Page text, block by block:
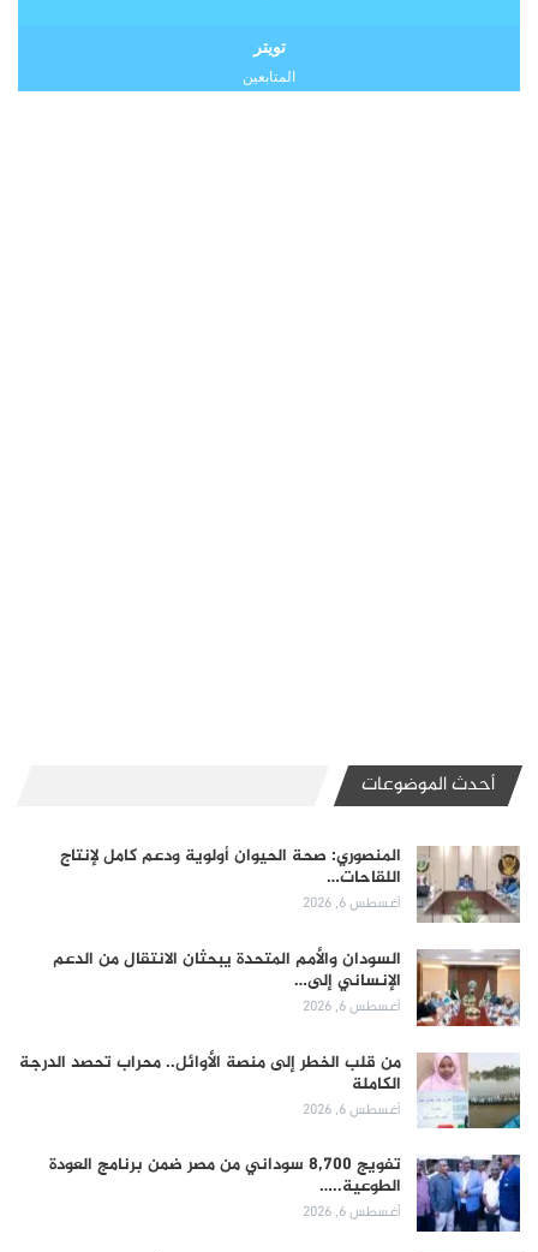
تويتر
المتابعين
أحدث الموضوعات
المنصوري: صحة الحيوان أولوية ودعم كامل لإنتاج
اللقاحات…
أغسطس 6, 2026
السودان والأمم المتحدة يبحثان الانتقال من الدعم
الإنساني إلى…
أغسطس 6, 2026
من قلب الخطر إلى منصة الأوائل.. محراب تحصد الدرجة
الكاملة
أغسطس 6, 2026
تفويج 8,700 سوداني من مصر ضمن برنامج العودة
الطوعية..…
أغسطس 6, 2026